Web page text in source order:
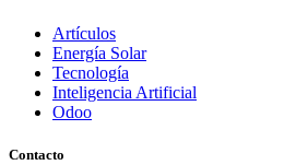
Artículos
Energía Solar
Tecnología
Inteligencia Artificial
Odoo
Contacto